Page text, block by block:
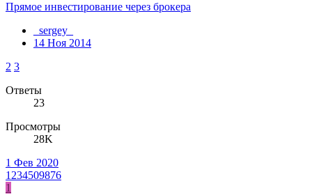
Прямое инвестирование через брокера
_sergey_
14 Ноя 2014
2 3
Ответы
23
Просмотры
28K
1 Фев 2020
1234509876
1